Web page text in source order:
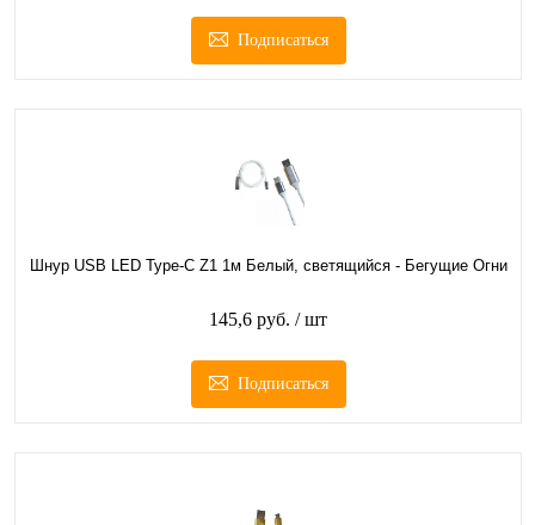
Подписаться
Шнур USB LED Type-C Z1 1м Белый, светящийся - Бегущие Огни
145,6 руб. / шт
Подписаться